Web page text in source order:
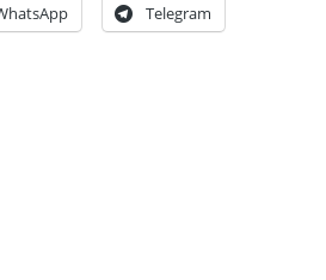
Telegram